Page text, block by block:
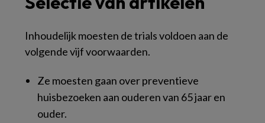
Inhoudelijk moesten de trials voldoen aan de
volgende vijf voorwaarden.
Ze moesten gaan over preventieve
huisbezoeken aan ouderen van 65 jaar en
ouder.